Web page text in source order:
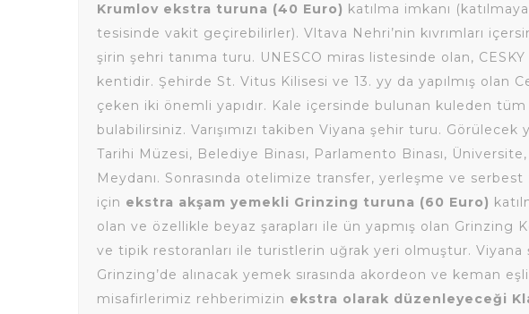
Krumlov ekstra turuna (40 Euro) katılma imkanı
tesisinde vakit geçirebilirler). Vltava Nehri’nin kıvrımları
şirin şehri tanıma turu. UNESCO miras listesinde olan,
kentidir. Şehirde St. Vitus Kilisesi ve 13. yy da yapılmış olan
çeken iki önemli yapıdır. Kale içersinde bulunan kuleden
bulabilirsiniz. Varışımızı takiben Viyana şehir turu. Görülecek
Tarihi Müzesi, Belediye Binası, Parlamento Binası,
Meydanı. Sonrasında otelimize transfer, yerleşme ve
için ekstra akşam yemekli Grinzing turuna (60 Euro)
olan ve özellikle beyaz şarapları ile ün yapmış olan Grinzing
ve tipik restoranları ile turistlerin uğrak yeri olmuştur. Viyana
Grinzing’de alınacak yemek sırasında akordeon ve keman
misafirlerimiz rehberimizin ekstra olarak düzenleyeceği